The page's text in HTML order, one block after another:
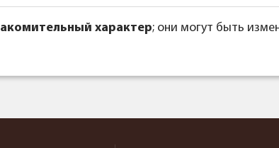
характер; они могут быть